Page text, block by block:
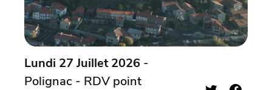
Lundi 27 Juillet 2026 -
Polignac - RDV point